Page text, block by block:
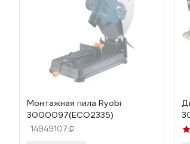
Монтажная пила Ryobi
3000097(ECO2335)
14949107